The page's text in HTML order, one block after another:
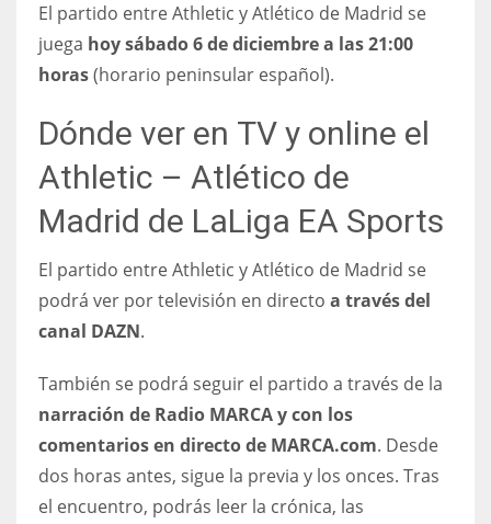
WSH
El partido entre Athletic y Atlético de Madrid se
juega hoy sábado 6 de diciembre a las 21:00
horas(horario peninsular español).
Dónde ver en TV y online el
Athletic – Atlético de
Madrid de LaLiga EA Sports
El partido entre Athletic y Atlético de Madrid se
podrá ver por televisión en directo a través del
canal DAZN.
También se podrá seguir el partido a través de la
narración de Radio MARCA y con los
comentarios en directo de MARCA.com. Desde
dos horas antes, sigue la previa y los onces. Tras
el encuentro, podrás leer la crónica, las